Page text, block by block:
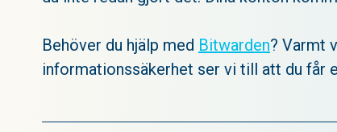
Behöver du hjälp med Bitwarden? Varmt
informationssäkerhet ser vi till att du får